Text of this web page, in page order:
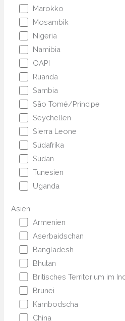
Marokko
Mosambik
Nigeria
Namibia
OAPI
Ruanda
Sambia
São Tomé/Príncipe
Seychellen
Sierra Leone
Südafrika
Sudan
Tunesien
Uganda
Asien:
Armenien
Aserbaidschan
Bangladesh
Bhutan
Britisches Territorium im
Brunei
Kambodscha
China